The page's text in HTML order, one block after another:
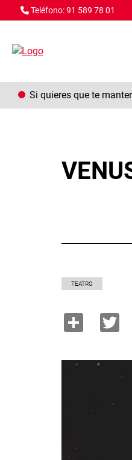
Pasar al contenido principal
Teléfono: 91 589 78 01
Si quieres que te
TEATRO
Share